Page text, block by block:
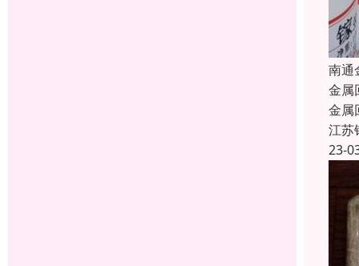
南通
金属
金属
江苏
23-